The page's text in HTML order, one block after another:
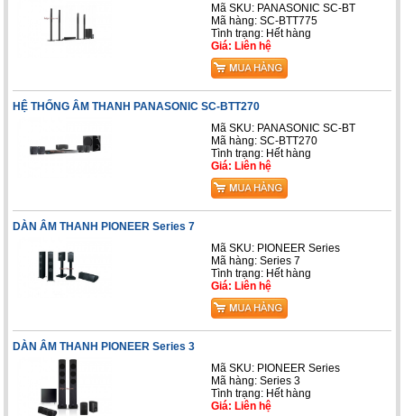
Mã SKU: PANASONIC SC-BT
Mã hàng: SC-BTT775
Tình trạng: Hết hàng
Giá: Liên hệ
HỆ THỐNG ÂM THANH PANASONIC SC-BTT270
Mã SKU: PANASONIC SC-BT
Mã hàng: SC-BTT270
Tình trạng: Hết hàng
Giá: Liên hệ
DÀN ÂM THANH PIONEER Series 7
Mã SKU: PIONEER Series
Mã hàng: Series 7
Tình trạng: Hết hàng
Giá: Liên hệ
DÀN ÂM THANH PIONEER Series 3
Mã SKU: PIONEER Series
Mã hàng: Series 3
Tình trạng: Hết hàng
Giá: Liên hệ